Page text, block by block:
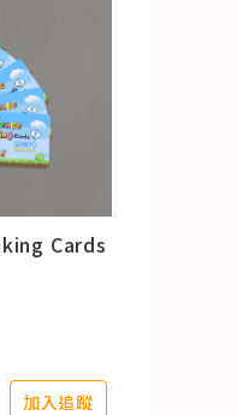
Cards
加入追蹤